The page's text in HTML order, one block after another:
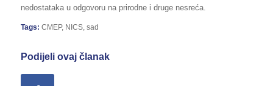
nedostataka u odgovoru na prirodne i druge nesreća.
Tags: CMEP, NICS, sad
Podijeli ovaj članak